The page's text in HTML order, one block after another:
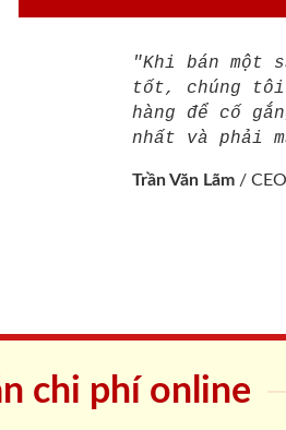
"Khi bán một
tốt, chúng tôi
hàng để cố
nhất và phải
Trần Văn Lãm /
chi phí online